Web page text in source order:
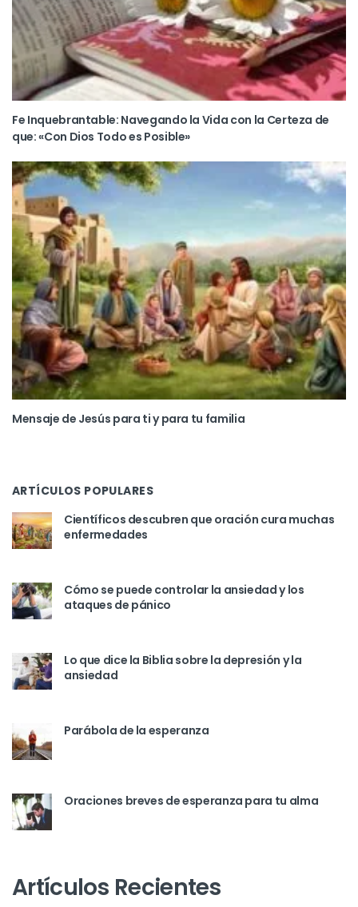
Fe Inquebrantable: Navegando la Vida con la Certeza de
que: «Con Dios Todo es Posible»
Mensaje de Jesús para ti y para tu familia
ARTÍCULOS POPULARES
Científicos descubren que oración cura muchas
enfermedades
Cómo se puede controlar la ansiedad y los
ataques de pánico
Lo que dice la Biblia sobre la depresión y la
ansiedad
Parábola de la esperanza
Oraciones breves de esperanza para tu alma
Artículos Recientes